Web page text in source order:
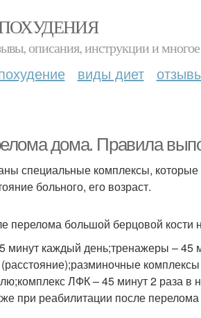
описания, инструкции и
виды диет
дома. Правила
специальные комплексы,
больного, его возраст.
перелома большой берцовой кости
минут каждый день;тренажеры – 45
ЛФК – 45 минут 2 раза в
при реабилитации после